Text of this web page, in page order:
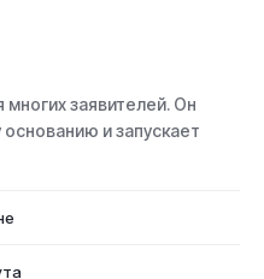
заявителей. Он
и запускает